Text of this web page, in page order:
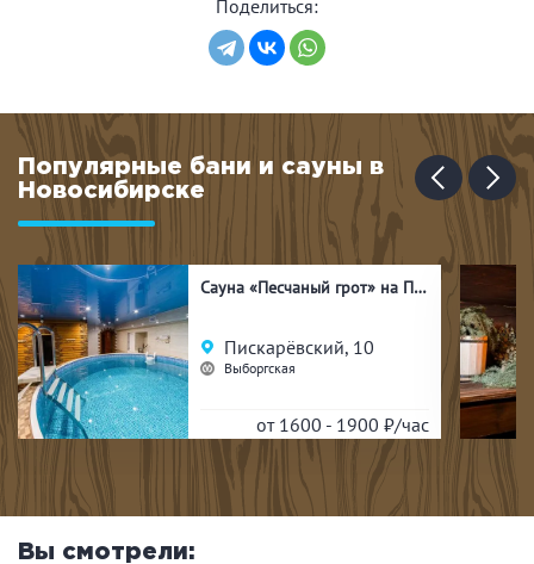
Поделиться:
Популярные бани и сауны в
Новосибирске
Сауна «Песчаный грот» на Пискарёвском
Пискарёвский, 10
Выборгская
от 1600 - 1900 ₽/час
Вы смотрели: